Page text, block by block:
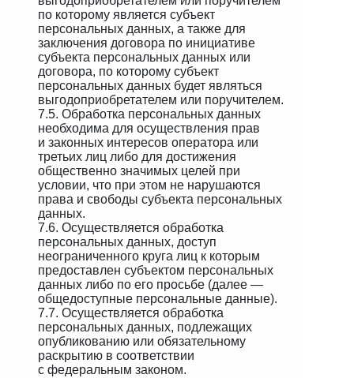
по которому является субъект
персональных данных, а также для
заключения договора по инициативе
субъекта персональных данных или
договора, по которому субъект
персональных данных будет являться
выгодоприобретателем или поручителем.
7.5. Обработка персональных данных
необходима для осуществления прав
и законных интересов оператора или
третьих лиц либо для достижения
общественно значимых целей при
условии, что при этом не нарушаются
права и свободы субъекта персональных
данных.
7.6. Осуществляется обработка
персональных данных, доступ
неограниченного круга лиц к которым
предоставлен субъектом персональных
данных либо по его просьбе (далее —
общедоступные персональные данные).
7.7. Осуществляется обработка
персональных данных, подлежащих
опубликованию или обязательному
раскрытию в соответствии
с федеральным законом.